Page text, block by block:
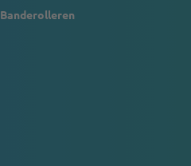
Banderolleren